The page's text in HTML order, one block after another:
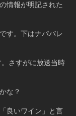
情報が明記された
す。下はナパバレ
さすがに放送当時
な？
良いワイン」と言